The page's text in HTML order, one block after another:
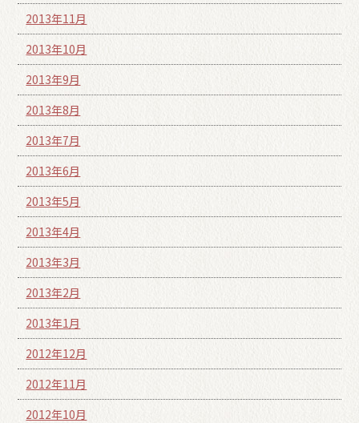
2013年11月
2013年10月
2013年9月
2013年8月
2013年7月
2013年6月
2013年5月
2013年4月
2013年3月
2013年2月
2013年1月
2012年12月
2012年11月
2012年10月